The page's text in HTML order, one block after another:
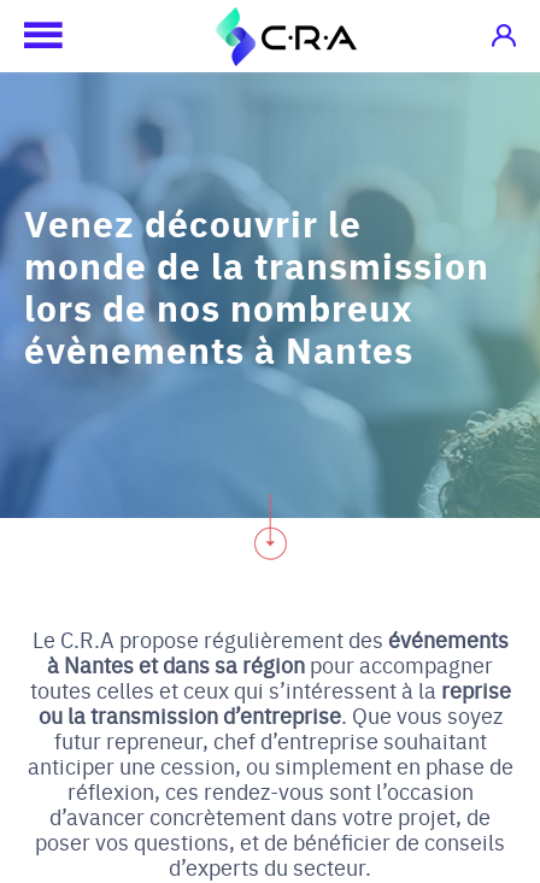
Venez découvrir le
monde de la transmission
lors de nos nombreux
évènements à Nantes
Le C.R.A propose régulièrement des événements
à Nantes et dans sa région pour accompagner
toutes celles et ceux qui s’intéressent à la reprise
ou la transmission d’entreprise. Que vous soyez
futur repreneur, chef d’entreprise souhaitant
anticiper une cession, ou simplement en phase de
réflexion, ces rendez-vous sont l’occasion
d’avancer concrètement dans votre projet, de
poser vos questions, et de bénéficier de conseils
d’experts du secteur.